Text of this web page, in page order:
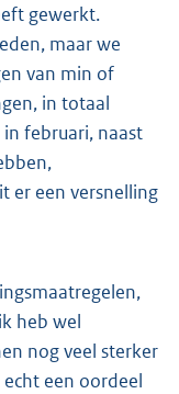
gewerkt.
maar we
van min of
in totaal
februari, naast
er een versnelling
heb wel
nog veel sterker
een oordeel